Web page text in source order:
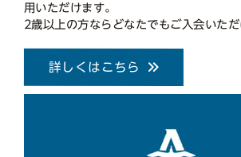
用いただけます。
2歳以上の方ならどなたでもご入会いただ
詳しくはこちら